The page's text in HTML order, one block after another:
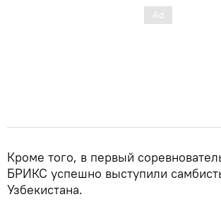
Кроме того, в первый
БРИКС успешно выступили
Узбекистана.